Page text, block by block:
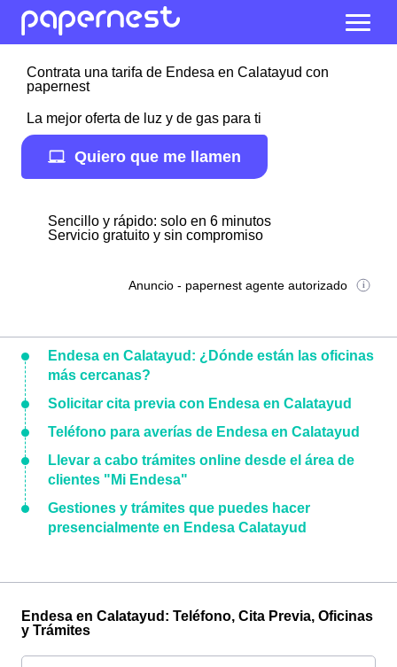
Contrata una tarifa de Endesa en Calatayud con
papernest
La mejor oferta de luz y de gas para ti
Quiero que me llamen
Sencillo y rápido: solo en 6 minutos
Servicio gratuito y sin compromiso
Anuncio - papernest agente autorizado
Endesa en Calatayud: ¿Dónde están las oficinas
más cercanas?
Solicitar cita previa con Endesa en Calatayud
Teléfono para averías de Endesa en Calatayud
Llevar a cabo trámites online desde el área de
clientes "Mi Endesa"
Gestiones y trámites que puedes hacer
presencialmente en Endesa Calatayud
Endesa en Calatayud: Teléfono, Cita Previa, Oficinas
y Trámites